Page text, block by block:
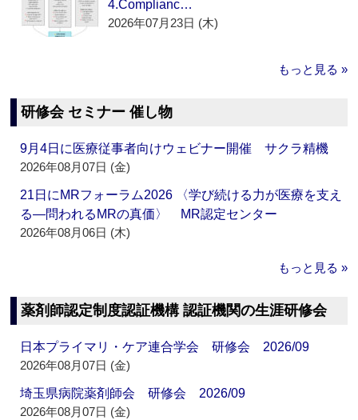
4.Complianc…
2026年07月23日 (木)
もっと見る »
研修会 セミナー 催し物
9月4日に医療従事者向けウェビナー開催 サクラ精機
2026年08月07日 (金)
21日にMRフォーラム2026 〈学び続ける力が医療を支え
る―問われるMRの真価〉 MR認定センター
2026年08月06日 (木)
もっと見る »
薬剤師認定制度認証機構 認証機関の生涯研修会
日本プライマリ・ケア連合学会 研修会 2026/09
2026年08月07日 (金)
埼玉県病院薬剤師会 研修会 2026/09
2026年08月07日 (金)